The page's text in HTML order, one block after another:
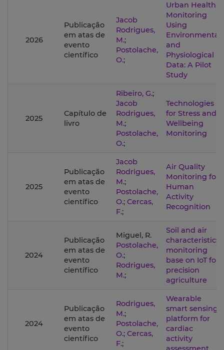
2026
Publicação
em atas de
evento
científico
Jacob
Rodrigues,
M.;
Postolache,
O.;
Urban Health
Monitoring
Using
Environmental
and
Physiological
Data: A Pilot
Study
2025
Capítulo de
livro
Ribeiro, G.;
Jacob
Rodrigues,
M.;
Postolache,
O.;
Technologies
for Stress and
Wellbeing
Monitoring
2025
Publicação
em atas de
evento
científico
Jacob
Rodrigues,
M.;
Postolache,
O.; Cercas,
F.;
Air Quality
Monitoring for
Human
Activity
Recognition
2024
Publicação
em atas de
evento
científico
Miguel, R.
Postolache,
O.;
Rodrigues,
M.;
Soil and air
characteristics
monitoring
base on IoT for
precision
agriculture
2024
Publicação
em atas de
evento
científico
Rodrigues,
M.;
Postolache,
O.; Cercas,
F.;
Wearable
smart sensing
platform for
cardiac
activity